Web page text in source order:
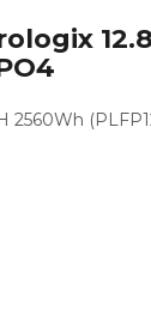
2560Wh